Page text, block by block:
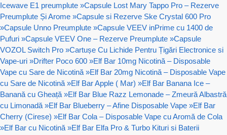
Icewave E1 preumplute »Capsule Lost Mary Tappo Pro – Rezerve
Preumplute Și Arome »Capsule si Rezerve Ske Crystal 600 Pro
»Capsule Unno Preumplute »Capsule VEEV inPrime cu 1400 de
Pufuri »Capsule VEEV One – Rezerve Preumplute »Capsule
VOZOL Switch Pro »Cartușe Cu Lichide Pentru Țigări Electronice si
Vape-uri »Drifter Poco 600 »Elf Bar 10mg Nicotină – Disposable
Vape cu Sare de Nicotină »Elf Bar 20mg Nicotină – Disposable Vape
cu Sare de Nicotină »Elf Bar Apple ( Mar) »Elf Bar Banana Ice –
Banană cu Gheață »Elf Bar Blue Razz Lemonade – Zmeură Albastră
cu Limonadă »Elf Bar Blueberry – Afine Disposable Vape »Elf Bar
Cherry (Cirese) »Elf Bar Cola – Disposable Vape cu Aromă de Cola
»Elf Bar cu Nicotină »Elf Bar Elfa Pro & Turbo Kituri si Baterii